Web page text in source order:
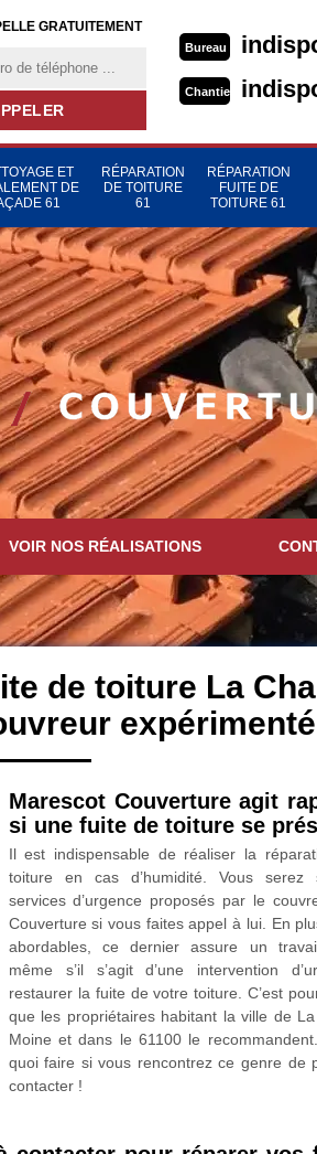
GRATUITEMENT
Bureau
Chantier
ET
DE
61
RÉPARATION
DE TOITURE
61
RÉPARATION
FUITE DE
TOITURE 61
VOIR NOS RÉALISATIONS
de toiture La
expérimenté
Marescot Couverture agit
si une fuite de toiture se
Il est indispensable de réaliser la
toiture en cas d’humidité. Vous serez
services d’urgence proposés par le
Couverture si vous faites appel à lui. En
abordables, ce dernier assure un
même s’il s’agit d’une intervention
restaurer la fuite de votre toiture. C’est
que les propriétaires habitant la ville de
Moine et dans le 61100 le
quoi faire si vous rencontrez ce genre de
contacter !